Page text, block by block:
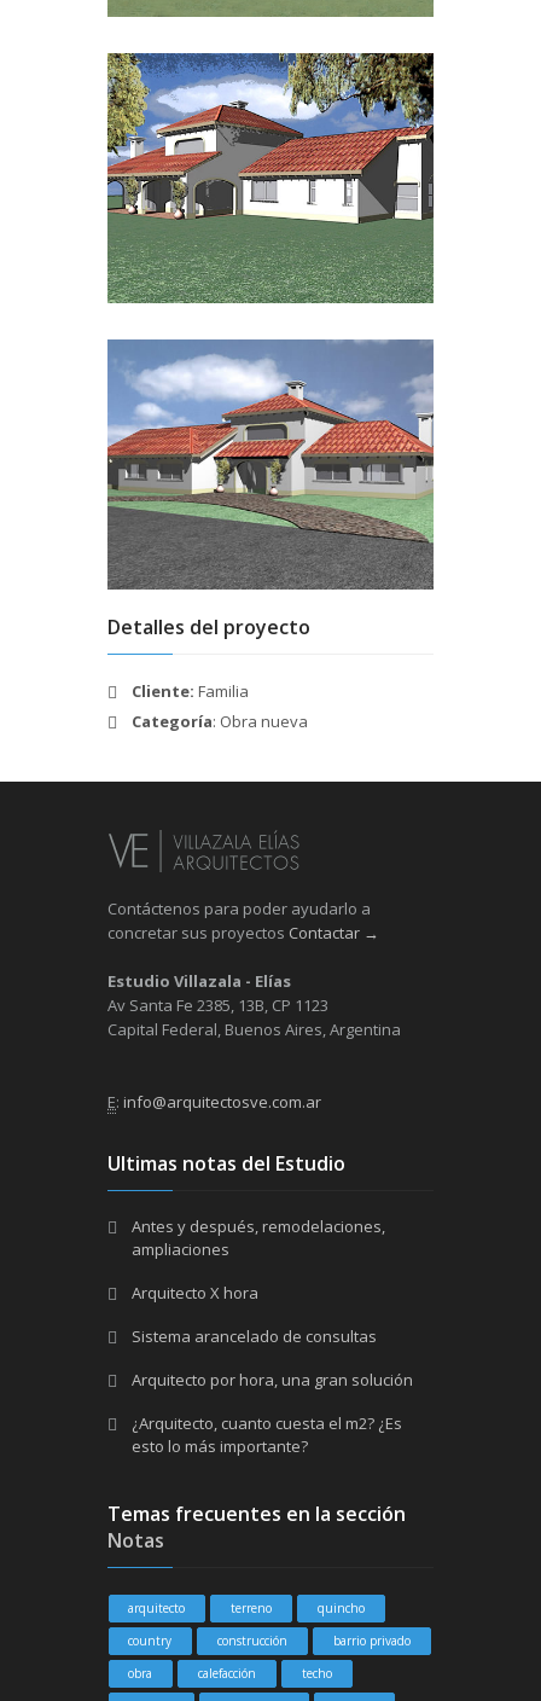
Detalles del proyecto
Cliente: Familia
Categoría: Obra nueva
Contáctenos para poder ayudarlo a
concretar sus proyectos Contactar →
Estudio Villazala - Elías
Av Santa Fe 2385, 13B, CP 1123
Capital Federal, Buenos Aires, Argentina
E: info@arquitectosve.com.ar
Ultimas notas del Estudio
Antes y después, remodelaciones,
ampliaciones
Arquitecto X hora
Sistema arancelado de consultas
Arquitecto por hora, una gran solución
¿Arquitecto, cuanto cuesta el m2? ¿Es
esto lo más importante?
Temas frecuentes en la sección
Notas
arquitecto terreno
quincho
country
construcción
barrio privado
obra
calefacción
techo